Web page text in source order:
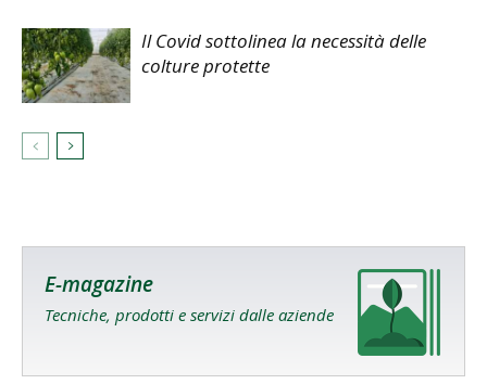
Il Covid sottolinea la necessità delle
colture protette
E-magazine
Tecniche, prodotti e servizi dalle aziende